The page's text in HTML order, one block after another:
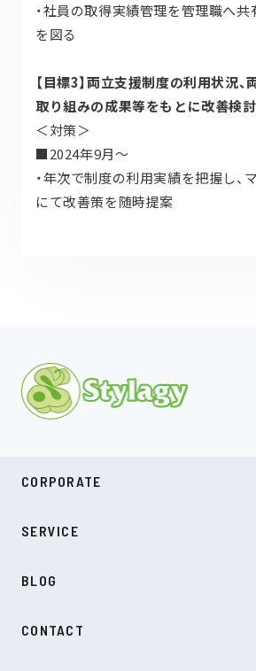
・社員の取得実績管理を管理職へ共
を図る
【目標3】両立支援制度の利用状況
取り組みの成果等をもとに改善検
＜対策＞
■2024年9月～
・年次で制度の利用実績を把握し、
にて改善策を随時提案
CORPORATE
COMPANY
NEWS
SERVICE
受託開発
BLOG
SDGs
CONTACT